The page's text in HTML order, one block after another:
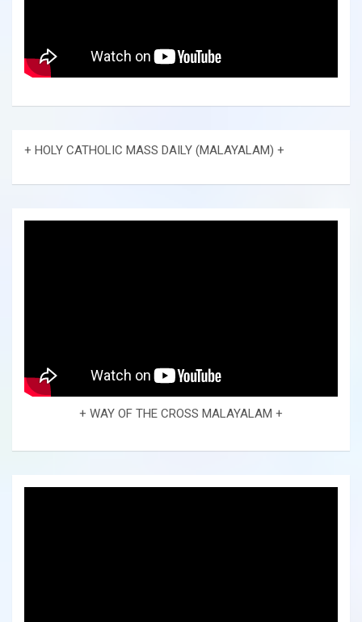
+ HOLY CATHOLIC MASS DAILY (MALAYALAM) +
+ WAY OF THE CROSS MALAYALAM +